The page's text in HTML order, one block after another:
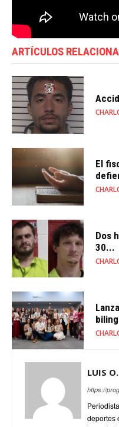
ARTÍCULOS
El
Dos
30...
LUIS
https://
deportes